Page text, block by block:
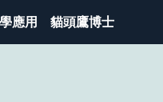
應用 貓頭鷹博士